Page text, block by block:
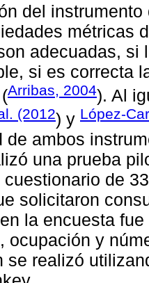
del
métricas
adecuadas, si
si es correcta
Arribas, 2004). Al
(2012) y López-
de ambos
una prueba
de
solicitaron
la encuesta
ocupación y
se realizó